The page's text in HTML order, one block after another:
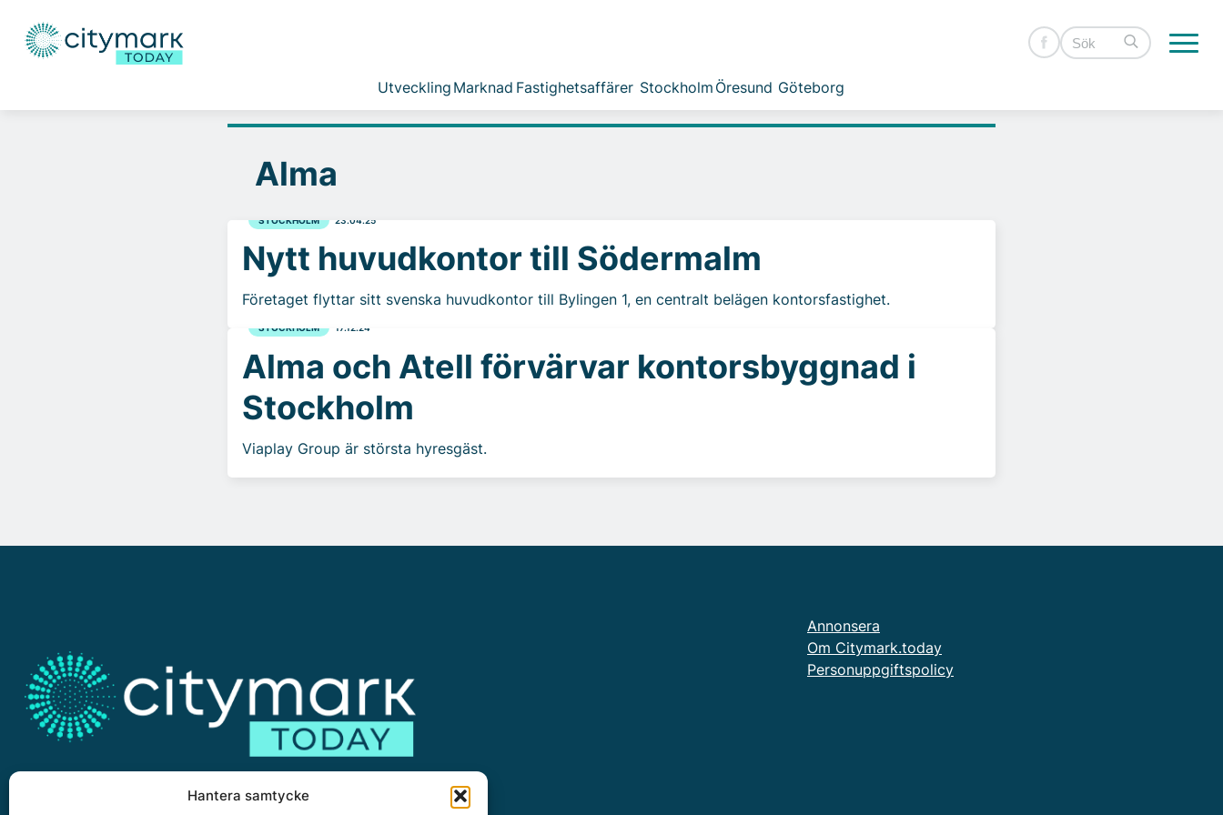
Hantera samtycke
Utveckling Marknad Fastighetsaffärer Stockholm Öresund Göteborg
Alma
STOCKHOLM 23.04.25
Nytt huvudkontor till Södermalm
Företaget flyttar sitt svenska huvudkontor till Bylingen 1, en centralt belägen kontorsfastighet.
STOCKHOLM 17.12.24
Alma och Atell förvärvar kontorsbyggnad i
Stockholm
Viaplay Group är största hyresgäst.
Annonsera
Om Citymark.today
Personuppgiftspolicy